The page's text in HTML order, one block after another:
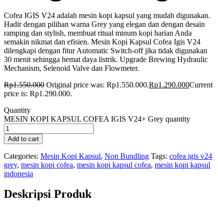
Cofea IGIS V24 adalah mesin kopi kapsul yang mudah digunakan.
Hadir dengan pilihan warna Grey yang elegan dan dengan desain
ramping dan stylish, membuat ritual minum kopi harian Anda
semakin nikmat dan efisien. Mesin Kopi Kapsul Cofea Igis V24
dilengkapi dengan fitur Automatic Switch-off jika tidak digunakan
30 menit sehingga hemat daya listrik. Upgrade Brewing Hydraulic
Mechanism, Selenoid Valve dan Flowmeter.
Rp1.550.000 Original price was: Rp1.550.000.Rp1.290.000Current
price is: Rp1.290.000.
Quantity
MESIN KOPI KAPSUL COFEA IGIS V24+ Grey quantity
Add to cart
Categories: Mesin Kopi Kapsul, Non Bundling Tags: cofea igis v24
grey, mesin kopi cofea, mesin kopi kapsul cofea, mesin kopi kapsul
indonesia
Deskripsi Produk